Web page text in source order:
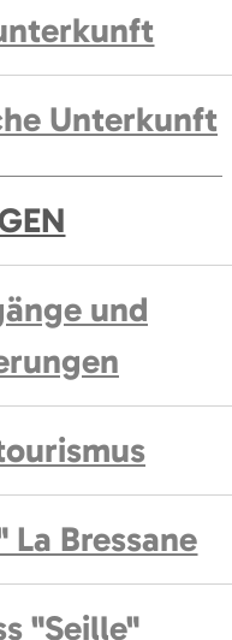
Unterkunft
und
Bressane
"Seille"